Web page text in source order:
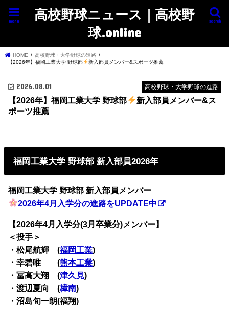
高校野球ニュース｜高校野
球.online
search
menu
HOME
高校野球・大学野球の進路
【2026年】福岡工業大学 野球部
新入部員メンバー&スポーツ推薦
高校野球・大学野球の進路
2026.08.01
【2026年】福岡工業大学 野球部
新入部員メンバー&ス
ポーツ推薦
福岡工業大学 野球部 新入部員2026年
福岡工業大学 野球部 新入部員メンバー
2026年4月入学分の進路をUPDATE中
【2026年4月入学分(3月卒業分)メンバー】
＜投手＞
・松尾航輝 (福岡工業)
・幸碧唯 (熊本工業)
・冨高大翔 (津久見)
・渡辺夏向 (樟南)
・沼島旬一朗(福翔)